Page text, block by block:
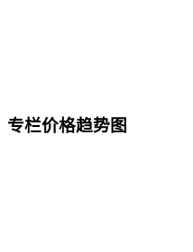
专栏价格趋势图